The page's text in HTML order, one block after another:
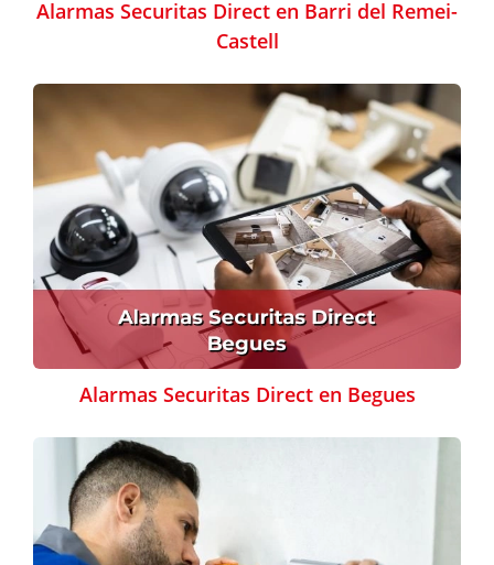
Alarmas Securitas Direct en Barri del Remei-
Castell
Alarmas Securitas Direct en Begues